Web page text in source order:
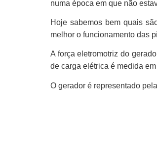
numa época em que não
Hoje sabemos bem quais
melhor o funcionamento das
A força eletromotriz do
de carga elétrica é medida
O gerador é representado